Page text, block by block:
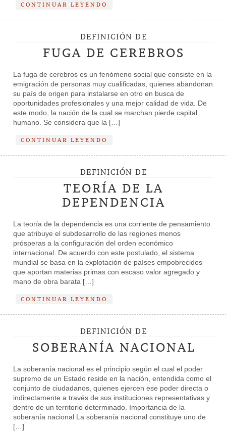
CONTINUAR LEYENDO
DEFINICIÓN DE
FUGA DE CEREBROS
La fuga de cerebros es un fenómeno social que consiste en la
emigración de personas muy cualificadas, quienes abandonan
su país de origen para instalarse en otro en busca de
oportunidades profesionales y una mejor calidad de vida. De
este modo, la nación de la cual se marchan pierde capital
humano. Se considera que la […]
CONTINUAR LEYENDO
DEFINICIÓN DE
TEORÍA DE LA
DEPENDENCIA
La teoría de la dependencia es una corriente de pensamiento
que atribuye el subdesarrollo de las regiones menos
prósperas a la configuración del orden económico
internacional. De acuerdo con este postulado, el sistema
mundial se basa en la explotación de países empobrecidos
que aportan materias primas con escaso valor agregado y
mano de obra barata […]
CONTINUAR LEYENDO
DEFINICIÓN DE
SOBERANÍA NACIONAL
La soberanía nacional es el principio según el cual el poder
supremo de un Estado reside en la nación, entendida como el
conjunto de ciudadanos, quienes ejercen ese poder directa o
indirectamente a través de sus instituciones representativas y
dentro de un territorio determinado. Importancia de la
soberanía nacional La soberanía nacional constituye uno de
[…]